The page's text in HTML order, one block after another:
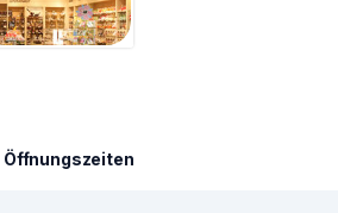
Öffnungszeiten